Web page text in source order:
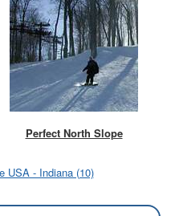
Perfect North Slope
USA - Indiana (10)